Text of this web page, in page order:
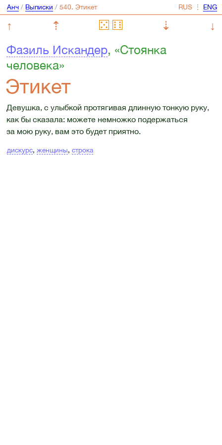
Анч/ Выписки / ⋮
↑ ⇡ ⇣
↓
Фазиль Искандер, «Стоянка
человека»
Этикет
Девушка, с улыбкой протягивая длинную тонкую руку,
как бы сказала: можете немножко подержаться
за мою руку, вам это будет приятно.
дискурс, женщины, строка